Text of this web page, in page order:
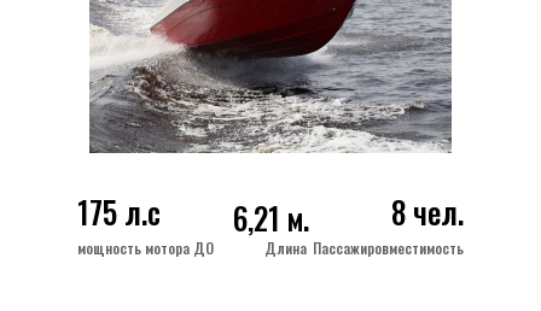
175 л.с 8 чел.
6,21 м.
мощность мотора ДО Пассажировместимость
Длина